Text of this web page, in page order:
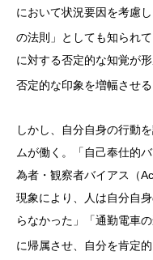
において状況要因を考慮
の法則」としても知られ
に対する否定的な知覚が
否定的な印象を増幅させ
しかし、自分自身の行動
ムが働く。「自己奉仕的
為者・観察者バイアス（
現象により、人は自分自
らなかった」「通勤電車
に帰属させ、自分を肯定